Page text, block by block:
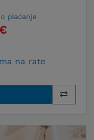
plaćanje
na rate